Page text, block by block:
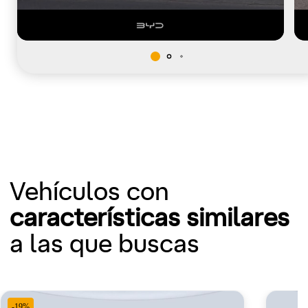
Vehículos con
características similares
a las que buscas